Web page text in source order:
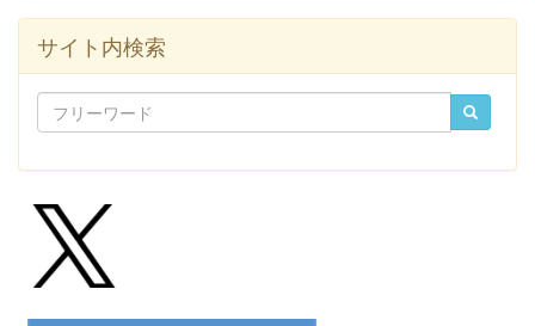
サイト内検索